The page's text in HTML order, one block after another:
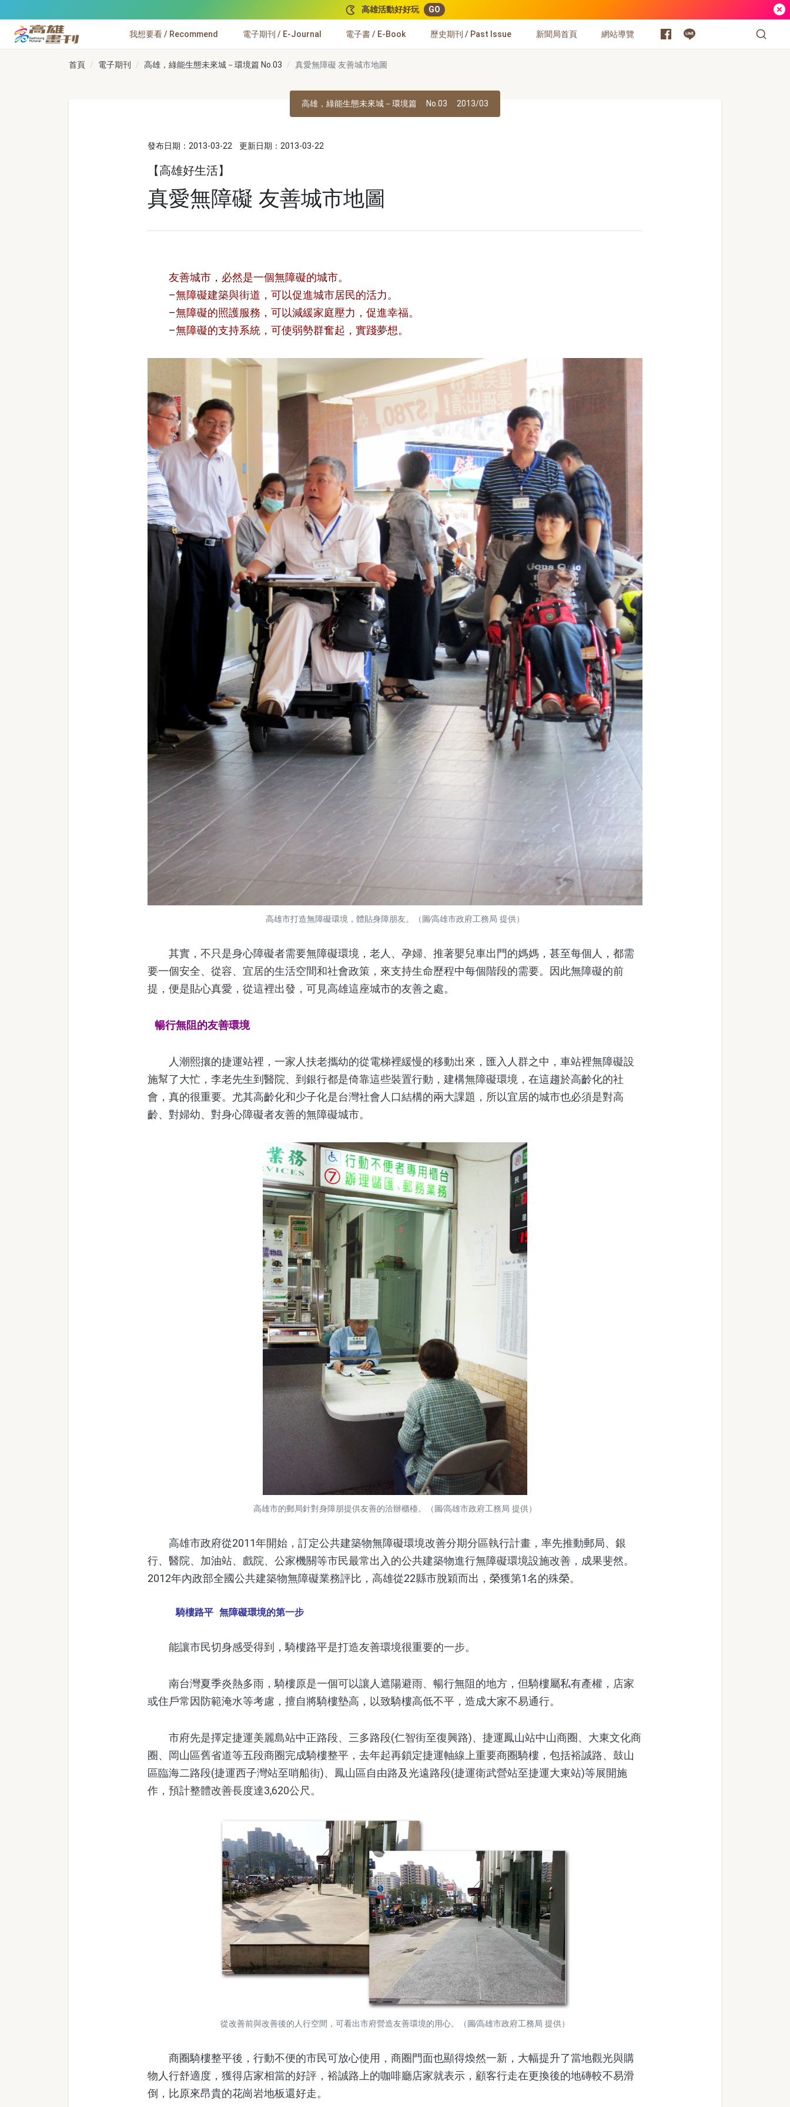
高雄活動好好玩 GO
高雄畫刊
我想要看 / Recommend 電子期刊 / E-Journal 電子書 / E-Book 歷史期刊 / Past Issue 新聞局首頁 網站導覽
首頁 電子期刊 高雄，綠能生態未來城－環境篇 No.03 真愛無障礙 友善城市地圖
高雄，綠能生態未來城－環境篇 No.03 2013/03
發布日期：2013-03-22 更新日期：2013-03-22
【高雄好生活】
真愛無障礙 友善城市地圖
友善城市，必然是一個無障礙的城市。
–無障礙建築與街道，可以促進城市居民的活力。
–無障礙的照護服務，可以減緩家庭壓力，促進幸福。
–無障礙的支持系統，可使弱勢群奮起，實踐夢想。
高雄市打造無障礙環境，體貼身障朋友。（圖∕高雄市政府工務局 提供）
其實，不只是身心障礙者需要無障礙環境，老人、孕婦、推著嬰兒車出門的媽媽，甚至每個人，都需
要一個安全、從容、宜居的生活空間和社會政策，來支持生命歷程中每個階段的需要。因此無障礙的前
提，便是貼心真愛，從這裡出發，可見高雄這座城市的友善之處。
暢行無阻的友善環境
人潮熙攘的捷運站裡，一家人扶老攜幼的從電梯裡緩慢的移動出來，匯入人群之中，車站裡無障礙設
施幫了大忙，李老先生到醫院、到銀行都是倚靠這些裝置行動，建構無障礙環境，在這趨於高齡化的社
會，真的很重要。尤其高齡化和少子化是台灣社會人口結構的兩大課題，所以宜居的城市也必須是對高
齡、對婦幼、對身心障礙者友善的無障礙城市。
高雄市的郵局針對身障朋提供友善的洽辦櫃檯。（圖∕高雄市政府工務局 提供）
高雄市政府從2011年開始，訂定公共建築物無障礙環境改善分期分區執行計畫，率先推動郵局、銀
行、醫院、加油站、戲院、公家機關等市民最常出入的公共建築物進行無障礙環境設施改善，成果斐然。
2012年內政部全國公共建築物無障礙業務評比，高雄從22縣市脫穎而出，榮獲第1名的殊榮。
騎樓路平 無障礙環境的第一步
能讓市民切身感受得到，騎樓路平是打造友善環境很重要的一步。
南台灣夏季炎熱多雨，騎樓原是一個可以讓人遮陽避雨、暢行無阻的地方，但騎樓屬私有產權，店家
或住戶常因防範淹水等考慮，擅自將騎樓墊高，以致騎樓高低不平，造成大家不易通行。
市府先是擇定捷運美麗島站中正路段、三多路段(仁智街至復興路)、捷運鳳山站中山商圈、大東文化商
圈、岡山區舊省道等五段商圈完成騎樓整平，去年起再鎖定捷運軸線上重要商圈騎樓，包括裕誠路、鼓山
區臨海二路段(捷運西子灣站至哨船街)、鳳山區自由路及光遠路段(捷運衛武營站至捷運大東站)等展開施
作，預計整體改善長度達3,620公尺。
從改善前與改善後的人行空間，可看出市府營造友善環境的用心。（圖∕高雄市政府工務局 提供）
商圈騎樓整平後，行動不便的市民可放心使用，商圈門面也顯得煥然一新，大幅提升了當地觀光與購
物人行舒適度，獲得店家相當的好評，裕誠路上的咖啡廳店家就表示，顧客行走在更換後的地磚較不易滑
倒，比原來昂貴的花崗岩地板還好走。